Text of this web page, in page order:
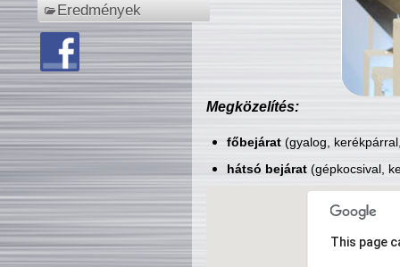
Eredmények
Megközelítés:
főbejárat(gyalog,
hátsó bejárat(gépkocsival,
This page